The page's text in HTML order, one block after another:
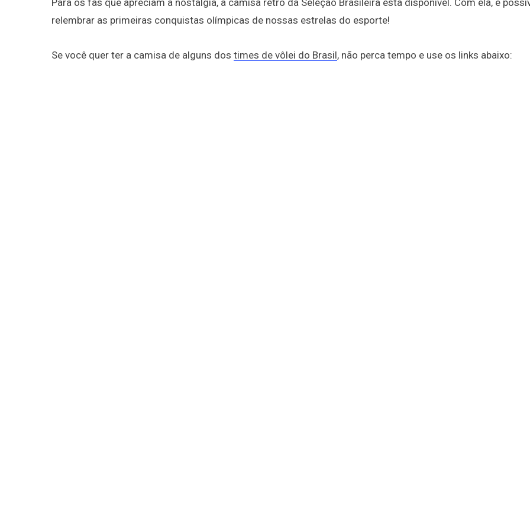
Para os fãs que apreciam a nostalgia, a camisa retrô da Seleção Brasileira está disponível. Com ela, é
relembrar as primeiras conquistas olímpicas de nossas estrelas do esporte!
Se você quer ter a camisa de alguns dos times de vôlei do Brasil, não perca tempo e use os links abaixo: